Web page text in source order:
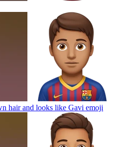
hair and looks like Gavi emoji